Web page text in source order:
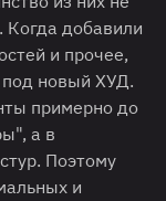
добавили
и прочее,
под новый ХУД.
примерно до
а в
Поэтому
и